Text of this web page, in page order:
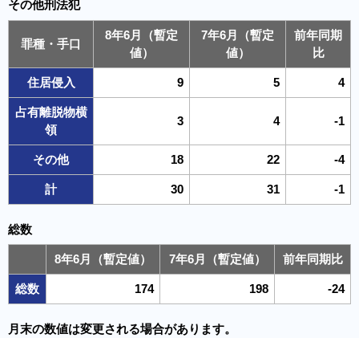
その他刑法犯
罪種・手口
8年6月（暫定
値）
7年6月（暫定
値）
前年同期
比
住居侵入 9 5 4
占有離脱物横
領
3 4 -1
その他 18 22 -4
計 30 31 -1
総数
8年6月（暫定値） 7年6月（暫定値） 前年同期比
総数 174 198 -24
月末の数値は変更される場合があります。